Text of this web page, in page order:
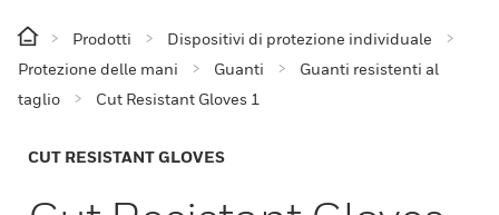
Prodotti
Dispositivi di protezione individuale
Protezione delle mani
Guanti
Guanti resistenti al
taglio
Cut Resistant Gloves 1
CUT RESISTANT GLOVES